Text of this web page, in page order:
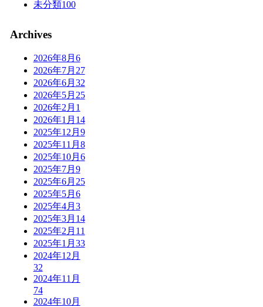
未分類100
Archives
2026年8月 6
2026年7月 27
2026年6月 32
2026年5月 25
2026年2月 1
2026年1月 14
2025年12月 9
2025年11月 8
2025年10月 6
2025年7月 9
2025年6月 25
2025年5月 6
2025年4月 3
2025年3月 14
2025年2月 11
2025年1月 33
2024年12月
32
2024年11月
74
2024年10月